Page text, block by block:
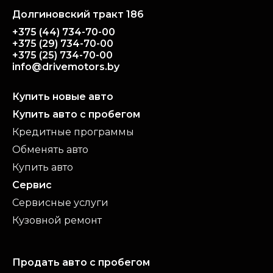
Долгиновский тракт 186
+375 (44) 734-70-00
+375 (29) 734-70-00
+375 (25) 734-70-00
info@drivemotors.by
Купить новые авто
Купить авто с пробегом
Кредитные программы
Обменять авто
Купить авто
Сервис
Сервисные услуги
Кузовной ремонт
Продать авто с пробегом